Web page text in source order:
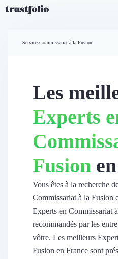
Widgets d'avis
Partage d’avis multicanal
Vidéo de témoignage
Révéler le réseau
Vitrine & média
Suivi du ROI
Voir tous nos avis clients
ServicesCommissariat à la Fusion
Les
Experts
Fusion
Vous êtes à la recherche
Commissariat à la Fusion
Experts en Commissariat
recommandés par les
vôtre. Les meilleurs
Fusion en France sont